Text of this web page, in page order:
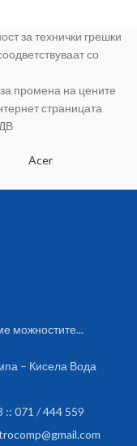
за технички грешки
со
промена на цените
страницата
Acer
можностите...
– Кисела Вода
:: 071 / 444 559